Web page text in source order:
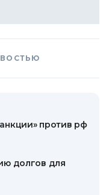
против рф
долгов для